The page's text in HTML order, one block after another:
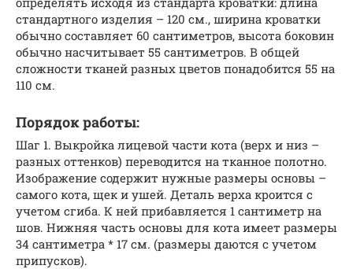
стандартного изделия – 120 см., ширина кроватки
обычно составляет 60 сантиметров, высота боковин
обычно насчитывает 55 сантиметров. В общей
сложности тканей разных цветов понадобится 55 на
110 см.
Порядок работы:
Шаг 1. Выкройка лицевой части кота (верх и низ –
разных оттенков) переводится на тканное полотно.
Изображение содержит нужные размеры основы –
самого кота, щек и ушей. Деталь верха кроится с
учетом сгиба. К ней прибавляется 1 сантиметр на
шов. Нижняя часть основы для кота имеет размеры
34 сантиметра * 17 см. (размеры даются с учетом
припусков).